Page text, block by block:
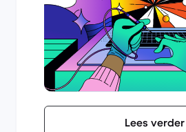
Lees verder